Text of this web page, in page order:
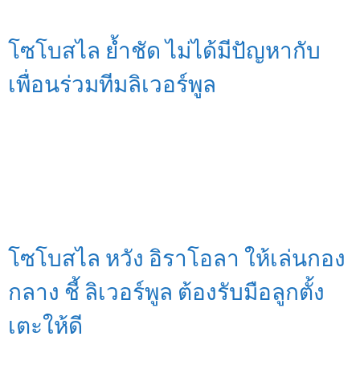
โซโบสไล ย้ำชัด ไม่ได้มีปัญหากับ
เพื่อนร่วมทีมลิเวอร์พูล
โซโบสไล หวัง อิราโอลา ให้เล่นกอง
กลาง ชี้ ลิเวอร์พูล ต้องรับมือลูกตั้ง
เตะให้ดี